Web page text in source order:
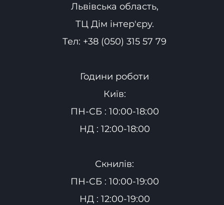
Львівська область,
ТЦ Дім інтер'єру.
Тел: +38 (050) 315 57 79
Години роботи
Київ:
ПН-СБ : 10:00-18:00
НД : 12:00-18:00
Скнилів:
ПН-СБ : 10:00-19:00
НД : 12:00-19:00